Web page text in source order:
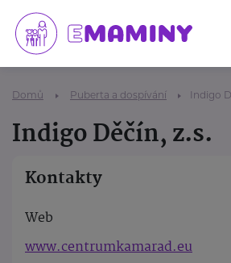
Domů Puberta a dospívání Indigo
Indigo Děčín, z.s.
Kontakty
Web
www.centrumkamarad.eu